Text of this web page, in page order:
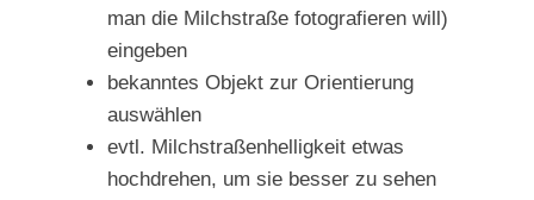
man die Milchstraße fotografieren will)
eingeben
bekanntes Objekt zur Orientierung
auswählen
evtl. Milchstraßenhelligkeit etwas
hochdrehen, um sie besser zu sehen